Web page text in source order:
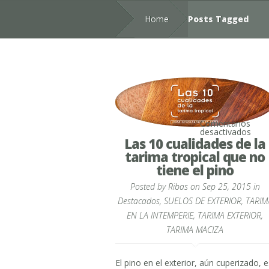
Home Posts Tagged
Comentarios
desactivadosen
Las
10
de
que
no
tiene
Las 10 cualidades de la
tarima tropical que no
tiene el pino
Posted byRibason Sep 25, 2015 in
Destacados, SUELOS DE EXTERIOR,
EN LA INTEMPERIE, TARIMA EXTERIOR,
TARIMA MACIZA
El pino en el exterior, aún cuperizado,